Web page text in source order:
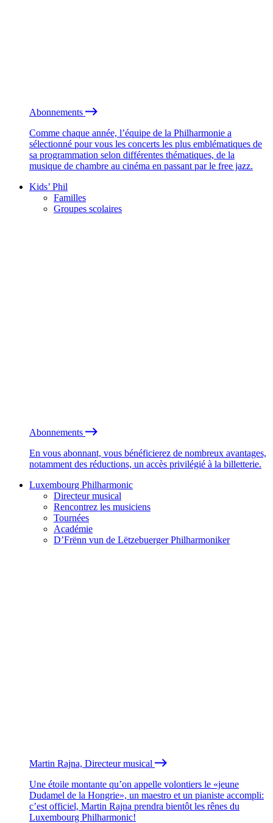
Abonnements
Comme chaque année, l’équipe de la Philharmonie a
sélectionné pour vous les concerts les plus emblématiques de
sa programmation selon différentes thématiques, de la
musique de chambre au cinéma en passant par le free jazz.
Kids’ Phil
Familles
Groupes scolaires
Abonnements
En vous abonnant, vous bénéficierez de nombreux avantages,
notamment des réductions, un accès privilégié à la billetterie.
Luxembourg Philharmonic
Directeur musical
Rencontrez les musiciens
Tournées
Académie
D’Frënn vun de Lëtzebuerger Philharmoniker
Martin Rajna, Directeur musical
Une étoile montante qu’on appelle volontiers le «jeune
Dudamel de la Hongrie», un maestro et un pianiste accompli:
c’est officiel, Martin Rajna prendra bientôt les rênes du
Luxembourg Philharmonic!